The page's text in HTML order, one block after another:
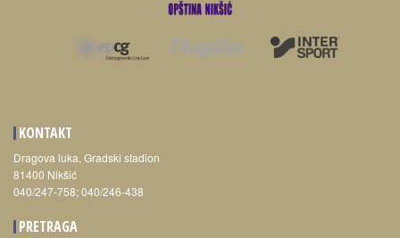
KONTAKT
Dragova luka, Gradski stadion
81400 Nikšić
040/247-758; 040/246-438
PRETRAGA